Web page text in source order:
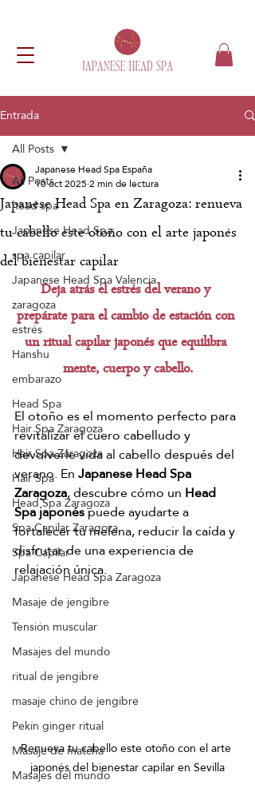
Entrada
All Posts
head spa
Japanese Head Spa
spa capilar
Japanese Head Spa Valencia
zaragoza
estrés
Hanshu
embarazo
Head Spa
Hair Spa Zaragoza
Hair Spa Zaragoza
Hair Spa
Head Spa Zaragoza
Spa Capilar Zaragoza
Spa Capilar
Japanese Head Spa Zaragoza
Masaje de jengibre
Tensión muscular
Masajes del mundo
ritual de jengibre
masaje chino de jengibre
Pekín ginger ritual
Masaje de matcha
Masajes del mundo
All Posts
Japanese Head Spa en Zaragoza: renueva
tu cabello este otoño con el arte japonés
del bienestar capilar
Japanese Head Spa España
10 oct 20252 min de lectura
Deja atrás el estrés del verano y
prepárate para el cambio de estación con
un ritual capilar japonés que equilibra
mente, cuerpo y cabello.
El otoño es el momento perfecto para
revitalizar el cuero cabelludo y
devolverle vida al cabello después del
verano. En Japanese Head Spa
Zaragoza, descubre cómo un Head
Spa japonés puede ayudarte a
fortalecer tu melena, reducir la caída y
disfrutar de una experiencia de
relajación única.
Renueva tu cabello este otoño con el arte
japonés del bienestar capilar en Sevilla